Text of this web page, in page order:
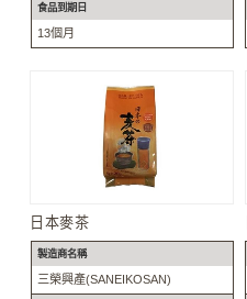
食品到期日
13個月
日本麥茶
製造商名稱
三榮興產(SANEIKOSAN)